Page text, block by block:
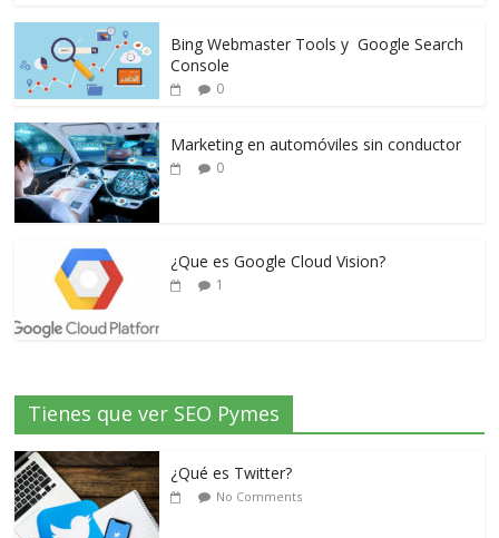
Bing Webmaster Tools y Google Search
Console
0
Marketing en automóviles sin conductor
0
¿Que es Google Cloud Vision?
1
Tienes que ver SEO Pymes
¿Qué es Twitter?
No Comments